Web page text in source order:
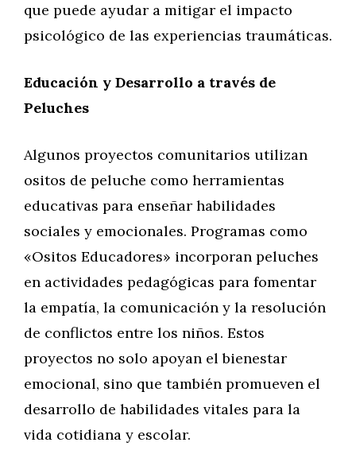
que puede ayudar a mitigar el impacto
psicológico de las experiencias traumáticas.
Educación y Desarrollo a través de
Peluches
Algunos proyectos comunitarios utilizan
ositos de peluche como herramientas
educativas para enseñar habilidades
sociales y emocionales. Programas como
«Ositos Educadores» incorporan peluches
en actividades pedagógicas para fomentar
la empatía, la comunicación y la resolución
de conflictos entre los niños. Estos
proyectos no solo apoyan el bienestar
emocional, sino que también promueven el
desarrollo de habilidades vitales para la
vida cotidiana y escolar.